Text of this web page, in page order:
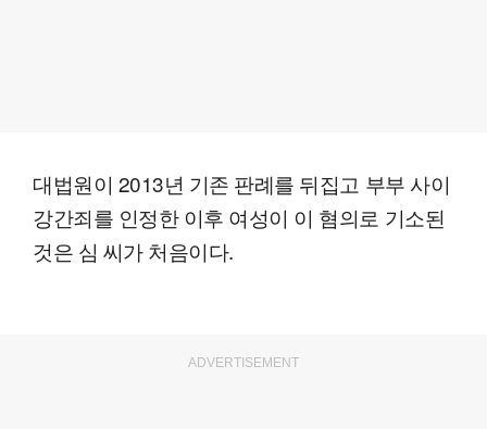
대법원이 2013년 기존 판례를 뒤집고 부부 사이
강간죄를 인정한 이후 여성이 이 혐의로 기소된
것은 심 씨가 처음이다.
ADVERTISEMENT